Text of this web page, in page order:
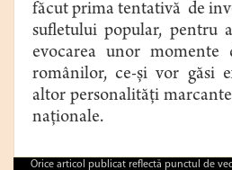
făcut prima tentativă de
sufletului popular, pentru
evocarea unor
românilor, ce-și vor găsi
altor personalități
naționale.
Orice articol publicat reflectă punctul de